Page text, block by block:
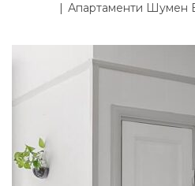
Апартаменти Шумен